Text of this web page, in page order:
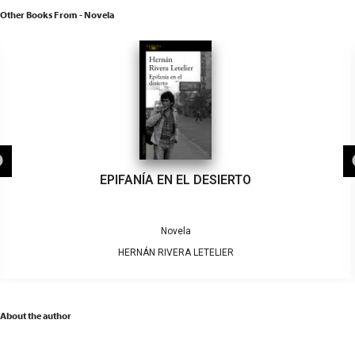
Other Books From - Novela
EPIFANÍA EN EL DESIERTO
Novela
HERNÁN RIVERA LETELIER
About the author